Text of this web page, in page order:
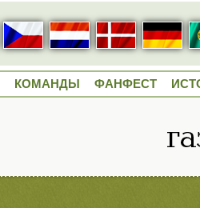
КОМАНДЫ ФАНФЕСТ